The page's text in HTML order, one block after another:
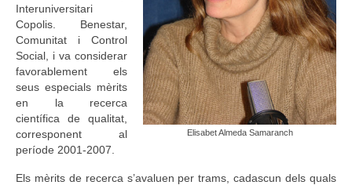
Elisabet Almeda Samaranch
Interuniversitari
Copolis. Benestar,
Comunitat i Control
Social, i va considerar
favorablement els
seus especials mèrits
en la recerca
científica de qualitat,
corresponent al
període 2001-2007.
Els mèrits de recerca s’avaluen per trams, cadascun dels quals